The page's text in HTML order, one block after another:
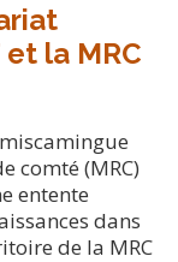
et la MRC
comté (MRC)
entente
dans
de la MRC